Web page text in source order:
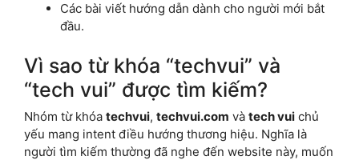
Các bài viết hướng dẫn dành cho người mới bắt
đầu.
Vì sao từ khóa “techvui” và
“tech vui” được tìm kiếm?
Nhóm từ khóa techvui, techvui.com và tech vui chủ
yếu mang intent điều hướng thương hiệu. Nghĩa là
người tìm kiếm thường đã nghe đến website này, muốn